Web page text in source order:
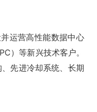
运营高性能数据中心
）等新兴技术客户。
先进冷却系统、长期